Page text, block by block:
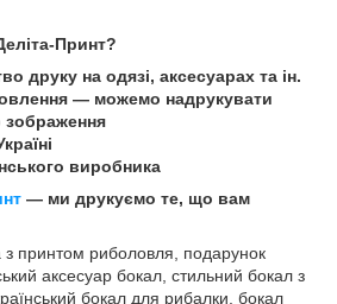
Принт?
друку на одязі, аксесуарах та ін.
— можемо надрукувати
зображення
виробника
— ми друкуємо те, що вам
з принтом риболовля, подарунок
аксесуар бокал, стильний бокал з
бокал для рибалки, бокал